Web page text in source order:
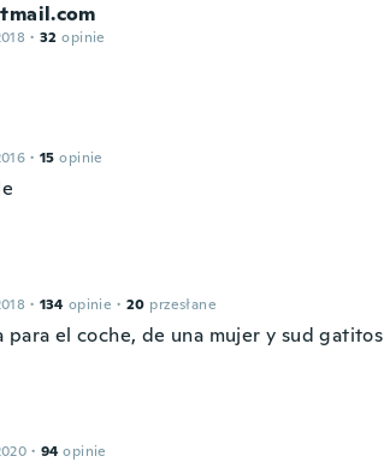
· 32 opinie
· 15 opinie
· 134 opinie · 20 przesłane
para el coche, de una mujer y sud gatitos
· 94 opinie